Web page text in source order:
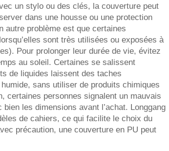
un stylo ou des clés, la couverture peut
dans une housse ou une protection
autre problème est que certaines
sont très utilisées ou exposées à
Pour prolonger leur durée de vie, évitez
au soleil. Certaines se salissent
de liquides laissent des taches
sans utiliser de produits chimiques
certaines personnes signalent un mauvais
les dimensions avant l’achat. Longgang
de cahiers, ce qui facilite le choix du
précaution, une couverture en PU peut